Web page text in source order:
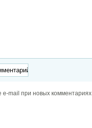
e-mail при новых комментариях